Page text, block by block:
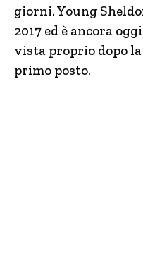
giorni. Young
2017 ed è ancora
vista proprio dopo la
primo posto.
-